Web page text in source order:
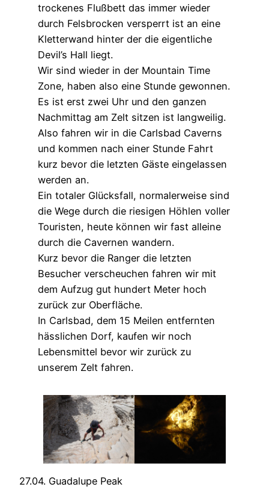
trockenes Flußbett das immer wieder
durch Felsbrocken versperrt ist an eine
Kletterwand hinter der die eigentliche
Devil’s Hall liegt.
Wir sind wieder in der Mountain Time
Zone, haben also eine Stunde gewonnen.
Es ist erst zwei Uhr und den ganzen
Nachmittag am Zelt sitzen ist langweilig.
Also fahren wir in die Carlsbad Caverns
und kommen nach einer Stunde Fahrt
kurz bevor die letzten Gäste eingelassen
werden an.
Ein totaler Glücksfall, normalerweise sind
die Wege durch die riesigen Höhlen voller
Touristen, heute können wir fast alleine
durch die Cavernen wandern.
Kurz bevor die Ranger die letzten
Besucher verscheuchen fahren wir mit
dem Aufzug gut hundert Meter hoch
zurück zur Oberfläche.
In Carlsbad, dem 15 Meilen entfernten
hässlichen Dorf, kaufen wir noch
Lebensmittel bevor wir zurück zu
unserem Zelt fahren.
27.04. Guadalupe Peak